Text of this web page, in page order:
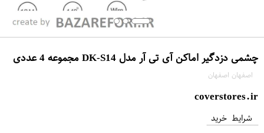
چشمی دزدگیر اماکن آی تی آر مدل DK-S14 مجموعه 4 عددی
اصفهان اصفهان
coverstores.ir
شرایط خرید